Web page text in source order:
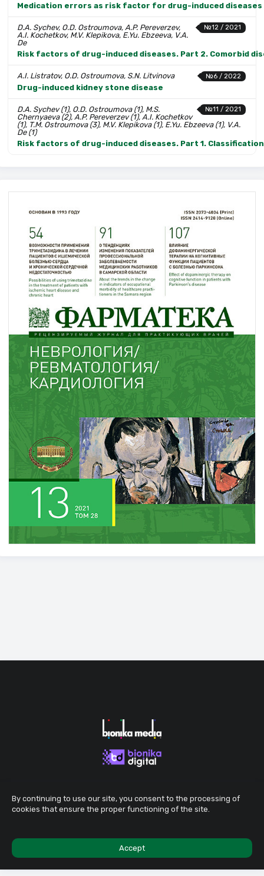
Medication errors as risk factor for drug-induced diseases
№12 / 2021
D.A. Sychev, O.D. Ostroumova, A.P. Pereverzev,
A.I. Kochetkov, M.V. Klepikova, E.Yu. Ebzeeva, V.A.
De
Risk factors of drug-induced diseases. Part 2. Comorbid
№6 / 2022
A.I. Listratov, O.D. Ostroumova, S.N. Litvinova
Drug-induced kidney stone disease
№11 / 2021
D.A. Sychev (1), O.D. Ostroumova (1), M.S.
Chernyaeva (2), A.P. Pereverzev (1), A.I. Kochetkov
(1), T.M. Ostroumova (3), M.V. Klepikova (1), E.Yu. Ebzeeva (1), V.A.
De (1)
Risk factors of drug-induced diseases. Part 1.
By continuing to use our site, you consent to the processing of
cookies that ensure the proper functioning of the site.
Accept